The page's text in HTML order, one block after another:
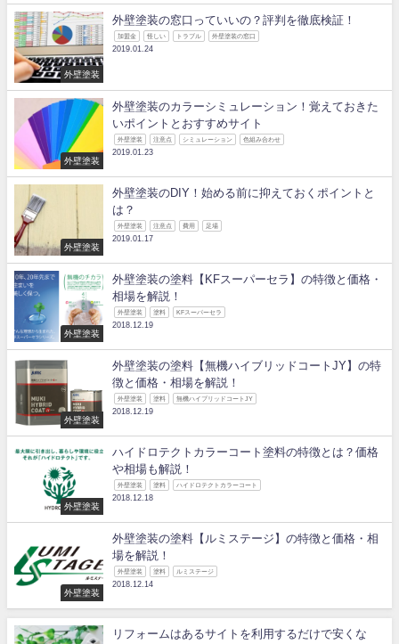
外壁塗装
外壁塗装の窓口っていいの？評判を徹底検証！
加盟金 怪しい トラブル 外壁塗装の窓口
2019.01.24
外壁塗装
外壁塗装のカラーシミュレーション！覚えておきた
いポイントとおすすめサイト
外壁塗装 注意点 シミュレーション 色組み合わせ
2019.01.23
外壁塗装
外壁塗装のDIY！始める前に抑えておくポイントと
は？
外壁塗装 注意点 費用 足場
2019.01.17
外壁塗装
外壁塗装の塗料【KFスーパーセラ】の特徴と価格・
相場を解説！
外壁塗装 塗料 KFスーパーセラ
2018.12.19
外壁塗装
外壁塗装の塗料【無機ハイブリッドコートJY】の特
徴と価格・相場を解説！
外壁塗装 塗料 無機ハイブリッドコートJY
2018.12.19
外壁塗装
ハイドロテクトカラーコート塗料の特徴とは？価格
や相場も解説！
外壁塗装 塗料 ハイドロテクトカラーコート
2018.12.18
外壁塗装
外壁塗装の塗料【ルミステージ】の特徴と価格・相
場を解説！
外壁塗装 塗料 ルミステージ
2018.12.14
リフォームはあるサイトを利用するだけで安くな